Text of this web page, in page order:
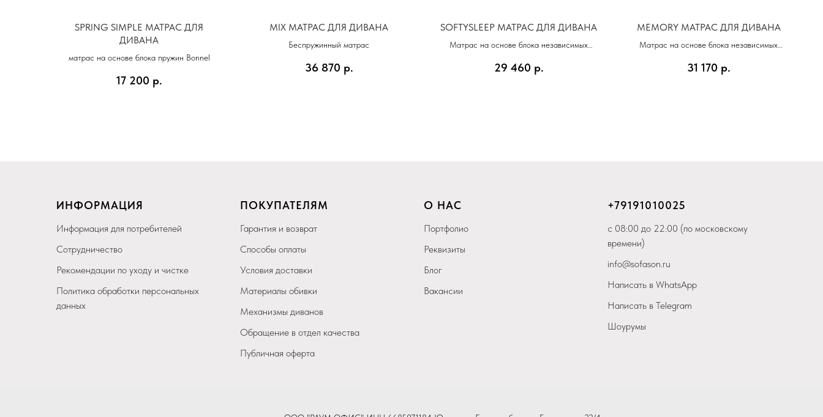
SPRING SIMPLE МАТРАС ДЛЯ
ДИВАНА
матрас на основе блока пружин Bonnel
17 200 р.
MIX МАТРАС ДЛЯ ДИВАНА
Беспружинный матрас
36 870 р.
SOFTYSLEEP МАТРАС ДЛЯ ДИВАНА
Матрас на основе блока независимых
29 460 р.
MEMORY МАТРАС ДЛЯ ДИВАНА
Матрас на основе блока независимых
эффектом памяти MEMORY FOAM
31 170 р.
ИНФОРМАЦИЯ
Информация для потребителей
Сотрудничество
Рекомендации по уходу и чистке
Политика обработки персональных
данных
ПОКУПАТЕЛЯМ
Гарантия и возврат
Способы оплаты
Условия доставки
Материалы обивки
Механизмы диванов
Обращение в отдел качества
Публичная оферта
О НАС
Портфолио
Реквизиты
Блог
Вакансии
+79191010025
с 08:00 до 22:00 (по московскому
времени)
info@sofason.ru
Написать в WhatsApp
Написать в Telegram
Шоурумы